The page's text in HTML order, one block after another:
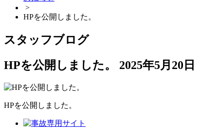
>
HPを公開しました。
スタッフブログ
HPを公開しました。
2025年5月20日
HPを公開しました。